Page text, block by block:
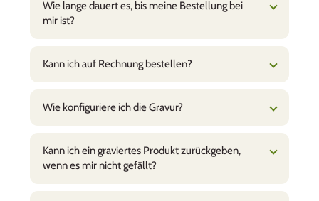
Top wie gewohnt
Super Behälter, wir haben mittlerweile
Fürs Abendessen in der Badi, Picknick auf
Kühlschrank…sehr vielfältig einsetzbar! Fürs
Trennwände. Die Boxen sind bei allen
Familienmitgliedern sehr beliebt! Die Lieferung
wie immer sehr schnell und die Gravur
Wie lange dauert es, bis meine Bestellung bei
mir ist?
Kann ich auf Rechnung bestellen?
Wie konfiguriere ich die Gravur?
Kann ich ein graviertes Produkt zurückgeben,
wenn es mir nicht gefällt?